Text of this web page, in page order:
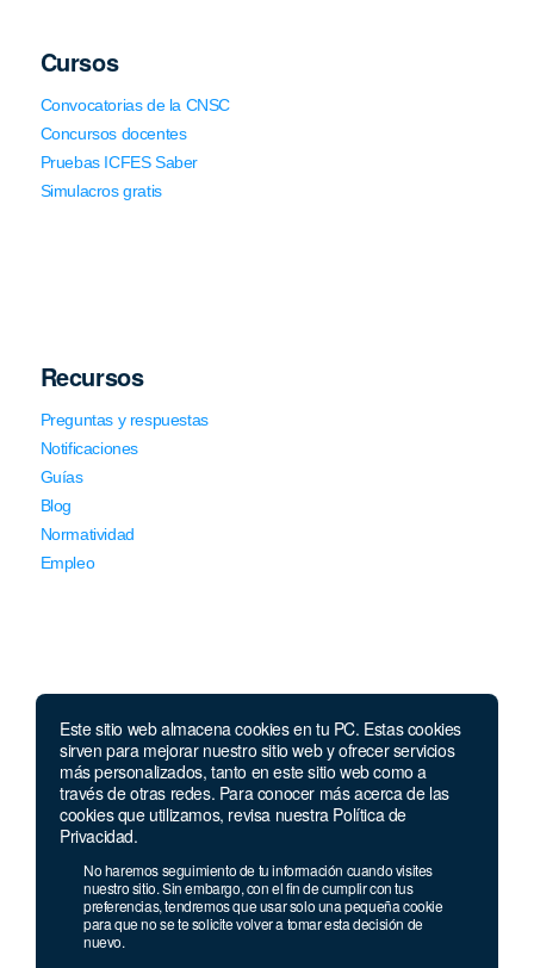
Este sitio web almacena cookies en tu PC. Estas cookies
sirven para mejorar nuestro sitio web y ofrecer servicios
más personalizados, tanto en este sitio web como a
través de otras redes. Para conocer más acerca de las
cookies que utilizamos, revisa nuestra Política de
Privacidad.
No haremos seguimiento de tu información cuando visites
nuestro sitio. Sin embargo, con el fin de cumplir con tus
preferencias, tendremos que usar solo una pequeña cookie
para que no se te solicite volver a tomar esta decisión de
nuevo.
Cursos
Convocatorias de la CNSC
Concursos docentes
Pruebas ICFES Saber
Simulacros gratis
Recursos
Preguntas y respuestas
Notificaciones
Guías
Blog
Normatividad
Empleo
Llámanos
Lunes a jueves de 7 a.m.
a 5:00 p.m. Viernes de
7 a.m. a 4 p.m. Sábados de 8 a.m. a 2 p.m.
Celular y Whatsapp:333 033 40 39
Bogotá:381 92 69